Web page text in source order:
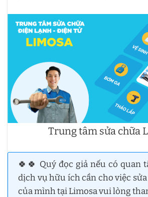
Trung tâm sửa chữa
🍀🍀 Quý đọc giả nếu có quan
dịch vụ hữu ích cần cho việc
của mình tại Limosa vui lòng